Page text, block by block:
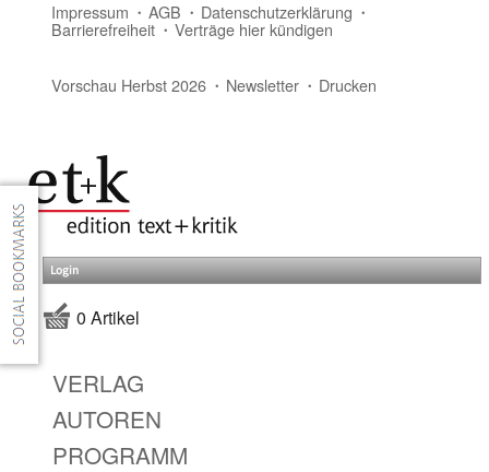
Impressum AGB Datenschutzerklärung
Barrierefreiheit Verträge hier kündigen
Vorschau Herbst 2026 Newsletter Drucken
Login
0 Artikel
VERLAG
AUTOREN
PROGRAMM